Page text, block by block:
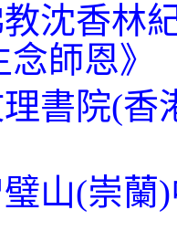
沈香林
師恩》
書院(
山(崇